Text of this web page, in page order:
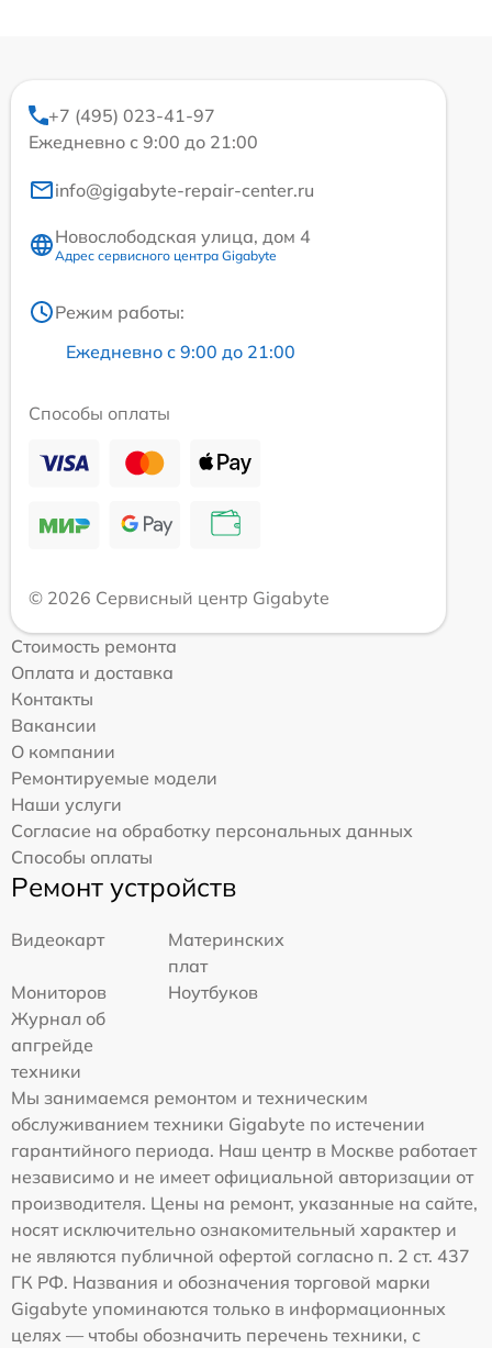
+7 (495) 023-41-97
Ежедневно с 9:00 до 21:00
info@gigabyte-repair-center.ru
Новослободская улица, дом 4
Адрес сервисного центра Gigabyte
Режим работы:
Ежедневно с 9:00 до 21:00
Способы оплаты
© 2026 Сервисный центр Gigabyte
Стоимость ремонта
Оплата и доставка
Контакты
Вакансии
О компании
Ремонтируемые модели
Наши услуги
Согласие на обработку персональных данных
Способы оплаты
Ремонт устройств
Видеокарт
Материнских
плат
Мониторов
Ноутбуков
Журнал об
апгрейде
техники
Мы занимаемся ремонтом и техническим
обслуживанием техники Gigabyte по истечении
гарантийного периода. Наш центр в Москве работает
независимо и не имеет официальной авторизации от
производителя. Цены на ремонт, указанные на сайте,
носят исключительно ознакомительный характер и
не являются публичной офертой согласно п. 2 ст. 437
ГК РФ. Названия и обозначения торговой марки
Gigabyte упоминаются только в информационных
целях — чтобы обозначить перечень техники, с